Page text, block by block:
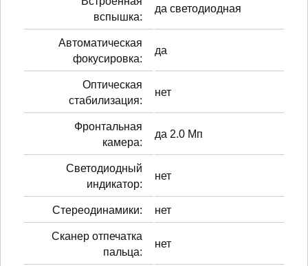
вспышка:
да светодиодная
Автоматическая
фокусировка:
да
Оптическая
стабилизация:
нет
Фронтальная
камера:
да 2.0 Мп
Светодиодный
индикатор:
нет
Стереодинамики: нет
Сканер отпечатка
пальца:
нет